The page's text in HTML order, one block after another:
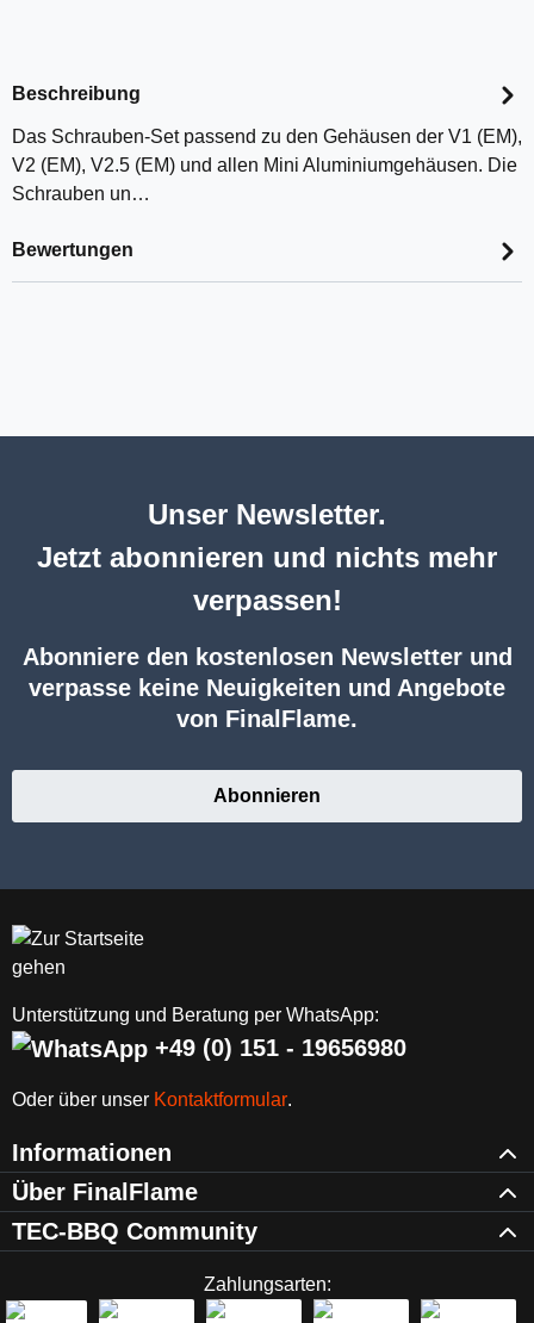
Beschreibung
Das Schrauben-Set passend zu den Gehäusen der V1 (EM),
V2 (EM), V2.5 (EM) und allen Mini Aluminiumgehäusen. Die
Schrauben un…
Bewertungen
Unser Newsletter.
Jetzt abonnieren und nichts mehr
verpassen!
Abonniere den kostenlosen Newsletter und
verpasse keine Neuigkeiten und Angebote
von FinalFlame.
Abonnieren
Unterstützung und Beratung per WhatsApp:
+49 (0) 151 - 19656980
Oder über unser Kontaktformular.
Informationen
Über FinalFlame
TEC-BBQ Community
Zahlungsarten: